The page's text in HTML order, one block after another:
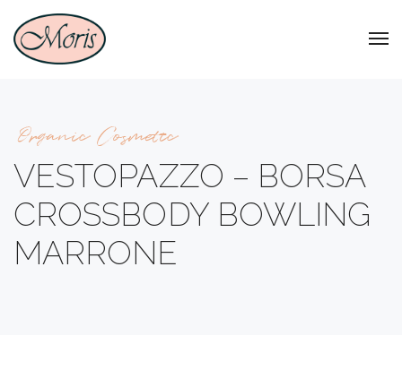
Organic Cosmetic
VESTOPAZZO – BORSA
CROSSBODY BOWLING
MARRONE